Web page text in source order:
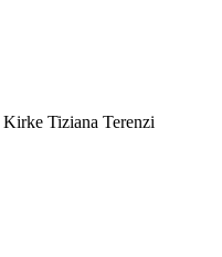
Kirke Tiziana Terenzi